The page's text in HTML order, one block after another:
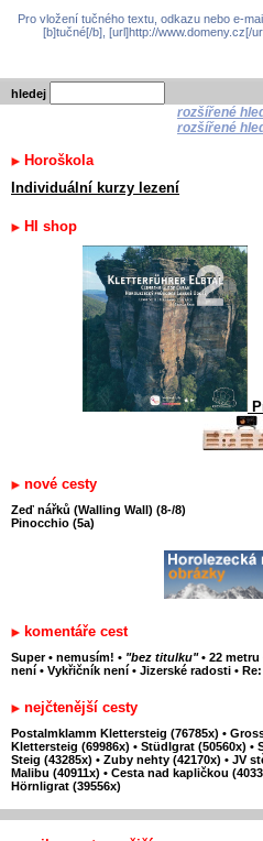
Pro vložení tučného textu, odkazu nebo e-
[b]tučné[/b], [url]http://www.domeny.cz[/
hledej
rozšířené
rozšířené
Horoškola
Individuální kurzy lezení
HI shop
nové cesty
Zeď nářků (Walling Wall) (8-/8)
Pinocchio (5a)
komentáře cest
Super • nemusím! • "bez titulku" • 22 metru
není • Vykřičník není • Jizerské radosti •
nejčtenější cesty
Postalmklamm Klettersteig (76785x) •
Klettersteig (69986x) • Stüdlgrat (50560x) •
Steig (43285x) • Zuby nehty (42170x) • JV
Malibu (40911x) • Cesta nad kapličkou
Hörnligrat (39556x)